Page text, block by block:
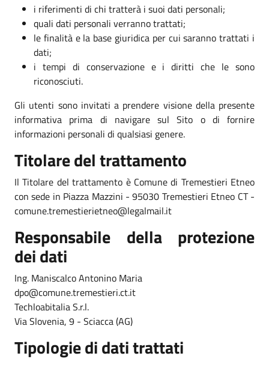
i riferimenti di chi tratterà i suoi dati personali;
quali dati personali verranno trattati;
le finalità e la base giuridica per cui saranno trattati i
dati;
i tempi di conservazione e i diritti che le sono
riconosciuti.
Gli utenti sono invitati a prendere visione della presente
informativa prima di navigare sul Sito o di fornire
informazioni personali di qualsiasi genere.
Titolare del trattamento
Il Titolare del trattamento è Comune di Tremestieri Etneo
con sede in Piazza Mazzini - 95030 Tremestieri Etneo CT -
comune.tremestierietneo@legalmail.it
Responsabile della protezione
dei dati
Ing. Maniscalco Antonino Maria
dpo@comune.tremestieri.ct.it
Techloabitalia S.r.l.
Via Slovenia, 9 - Sciacca (AG)
Tipologie di dati trattati